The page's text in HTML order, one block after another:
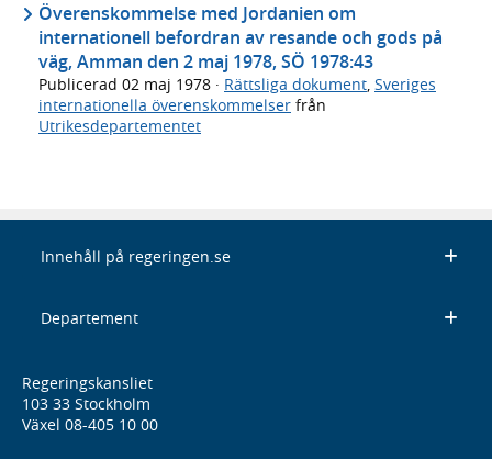
Överenskommelse med Jordanien om
internationell befordran av resande och gods på
väg, Amman den 2 maj 1978, SÖ 1978:43
Publicerad 02 maj 1978 · Rättsliga dokument, Sveriges
internationella överenskommelser från
Utrikesdepartementet
Innehåll på regeringen.se
Departement
Regeringskansliet
103 33 Stockholm
Växel 08-405 10 00